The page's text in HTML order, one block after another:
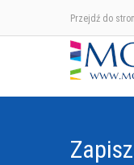
Przejdź do